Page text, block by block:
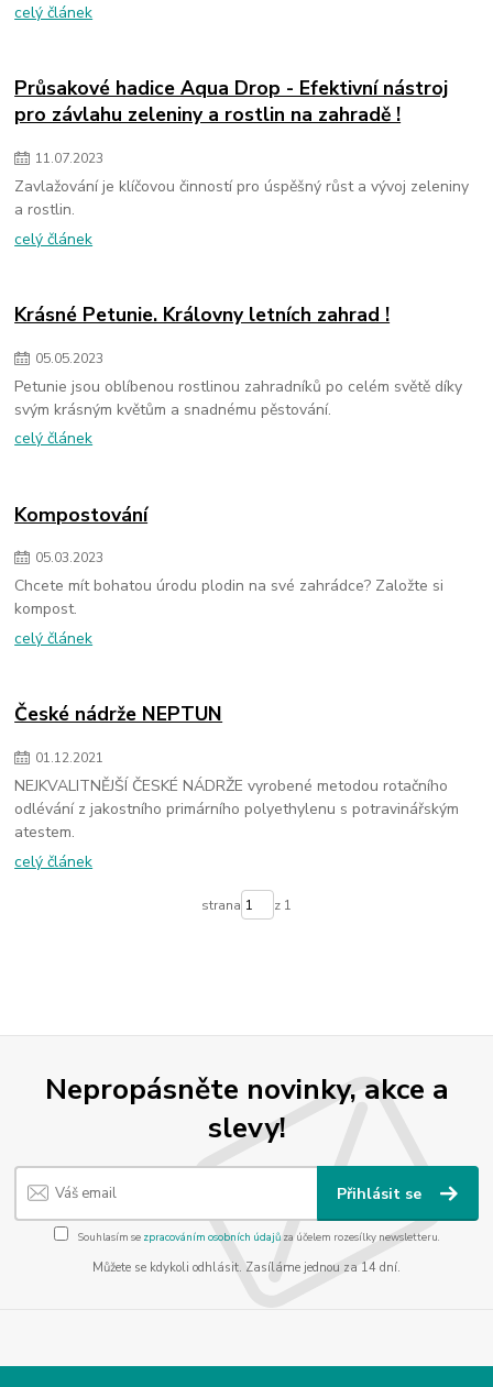
celý článek
Průsakové hadice Aqua Drop - Efektivní nástroj
pro závlahu zeleniny a rostlin na zahradě !
11.07.2023
Zavlažování je klíčovou činností pro úspěšný růst a vývoj zeleniny
a rostlin.
celý článek
Krásné Petunie. Královny letních zahrad !
05.05.2023
Petunie jsou oblíbenou rostlinou zahradníků po celém světě díky
svým krásným květům a snadnému pěstování.
celý článek
Kompostování
05.03.2023
Chcete mít bohatou úrodu plodin na své zahrádce? Založte si
kompost.
celý článek
České nádrže NEPTUN
01.12.2021
NEJKVALITNĚJŠÍ ČESKÉ NÁDRŽE vyrobené metodou rotačního
odlévání z jakostního primárního polyethylenu s potravinářským
atestem.
celý článek
strana z 1
Nepropásněte novinky, akce a
slevy!
Přihlásit se
Souhlasím se zpracováním osobních údajůza účelem rozesílky newsletteru.
Můžete se kdykoli odhlásit. Zasíláme jednou za 14 dní.